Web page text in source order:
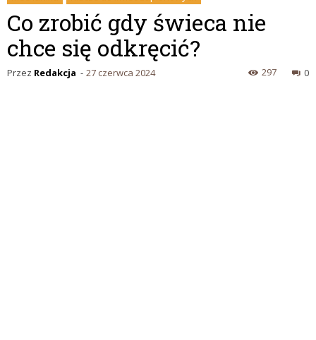
Co zrobić gdy świeca nie
chce się odkręcić?
Przez Redakcja - 27 czerwca 2024 0
297